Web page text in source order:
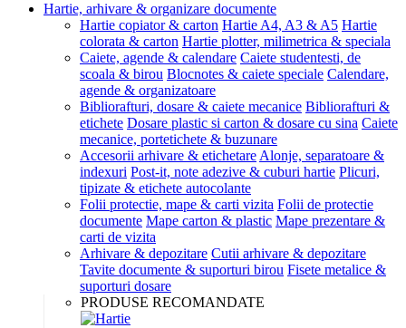
Hartie, arhivare & organizare documente
Hartie copiator & carton Hartie A4, A3 & A5 Hartie
colorata & carton Hartie plotter, milimetrica & speciala
Caiete, agende & calendare Caiete studentesti, de
scoala & birou Blocnotes & caiete speciale Calendare,
agende & organizatoare
Bibliorafturi, dosare & caiete mecanice Bibliorafturi &
etichete Dosare plastic si carton & dosare cu sina Caiete
mecanice, portetichete & buzunare
Accesorii arhivare & etichetare Alonje, separatoare &
indexuri Post-it, note adezive & cuburi hartie Plicuri,
tipizate & etichete autocolante
Folii protectie, mape & carti vizita Folii de protectie
documente Mape carton & plastic Mape prezentare &
carti de vizita
Arhivare & depozitare Cutii arhivare & depozitare
Tavite documente & suporturi birou Fisete metalice &
suporturi dosare
PRODUSE RECOMANDATE